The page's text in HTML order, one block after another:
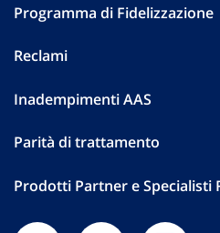
Programma di Fidelizzazione
Reclami
Inadempimenti AAS
Parità di trattamento
Prodotti Partner e Specialisti